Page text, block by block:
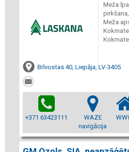
Meža
Meža
Brīvostas 40, Liepāja, LV-3405
+371 63423111
WAZE
navigācija